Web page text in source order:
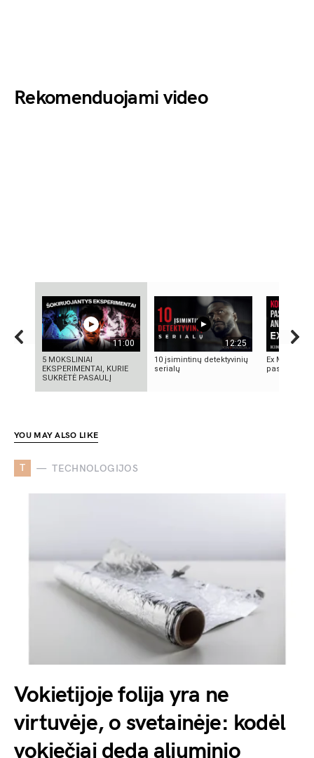
Rekomenduojami video
11:00
5 MOKSLINIAI
EKSPERIMENTAI, KURIE
SUKRĖTĖ PASAULĮ
12:25
10 įsimintinų detektyvinių
serialų
Ex
pasirinkimo
YOU MAY ALSO LIKE
T TECHNOLOGIJOS
Vokietijoje folija yra ne
virtuvėje, o svetainėje: kodėl
vokiečiai deda aliuminio